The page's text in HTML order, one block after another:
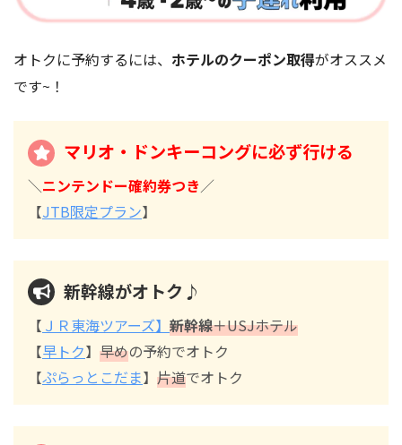
オトクに予約するには、 ホテルのクーポン取得がオススメ
です~！
マリオ・ドンキーコングに必ず行ける
＼ニンテンドー確約券つき／
【JTB限定プラン】
新幹線がオトク♪
【 ＪＲ東海ツアーズ】 新幹線＋USJホテル
【早トク】 早めの予約でオトク
【ぷらっとこだま】 片道でオトク